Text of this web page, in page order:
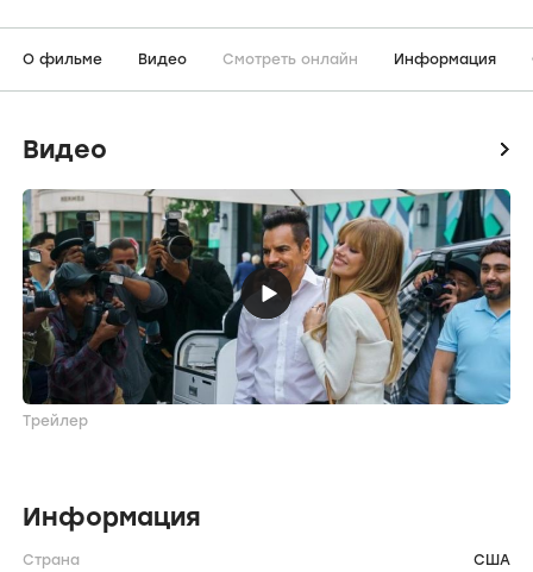
О фильме Видео Смотреть онлайн Информация
Видео icon
Трейлер
Информация
Страна США